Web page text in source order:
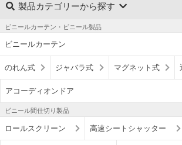
製品カテゴリーから探す
ビニールカーテン・ビニール製品
ビニールカーテン
のれん式 ジャバラ式 マグネット式
アコーディオンドア
ビニール間仕切り製品
ロールスクリーン 高速シートシャッター